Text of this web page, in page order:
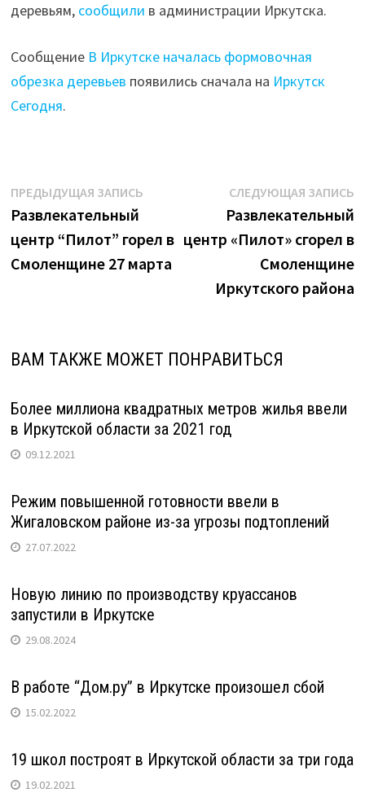
деревьям, сообщили в администрации Иркутска.
Сообщение В Иркутске началась формовочная
обрезка деревьев появились сначала на Иркутск
Сегодня.
Навигация
по
записям
ПРЕДЫДУЩАЯ ЗАПИСЬПредыдущая
Развлекательный
центр “Пилот” горел в
Смоленщине 27 марта
СЛЕДУЮЩАЯ ЗАПИСЬ
Развлекательный
центр «Пилот» сгорел в
Смоленщине
Иркутского района
ВАМ ТАКЖЕ МОЖЕТ ПОНРАВИТЬСЯ
Более миллиона квадратных метров жилья ввели
в Иркутской области за 2021 год
09.12.2021
Режим повышенной готовности ввели в
Жигаловском районе из-за угрозы подтоплений
27.07.2022
Новую линию по производству круассанов
запустили в Иркутске
29.08.2024
В работе “Дом.ру” в Иркутске произошел сбой
15.02.2022
19 школ построят в Иркутской области за три года
19.02.2021